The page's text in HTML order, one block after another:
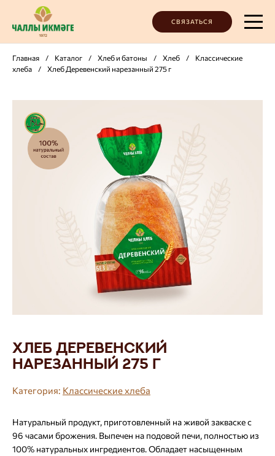
СВЯЗАТЬСЯ
Главная / Каталог / Хлеб и батоны / Хлеб /
Классические
хлеба
/ Хлеб Деревенский нарезанный 275 г
Хлеб Деревенский
нарезанный 275 г
Категория: Классические хлеба
Натуральный продукт, приготовленный на живой закваске с
96 часами брожения. Выпечен на подовой печи, полностью из
100% натуральных ингредиентов. Обладает насыщенным